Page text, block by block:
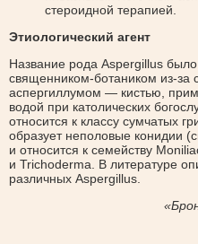
стероидной терапией.
Этиологический агент
Название рода Aspergillus
священником-ботаником из-за
аспергиллумом — кистью,
водой при католических
относится к классу сумчатых
образует неполовые конидии
и относится к семейству
и Trichoderma. В литературе
различных Aspergillus.